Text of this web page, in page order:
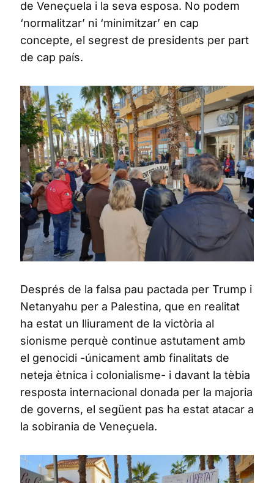
de Veneçuela i la seva esposa. No podem
‘normalitzar’ ni ‘minimitzar’ en cap
concepte, el segrest de presidents per part
de cap país.
Després de la falsa pau pactada per Trump i
Netanyahu per a Palestina, que en realitat
ha estat un lliurament de la victòria al
sionisme perquè continue astutament amb
el genocidi -únicament amb finalitats de
neteja ètnica i colonialisme- i davant la tèbia
resposta internacional donada per la majoria
de governs, el següent pas ha estat atacar a
la sobirania de Veneçuela.